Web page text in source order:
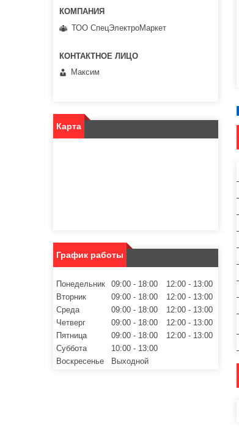
ТОО СпецЭлектроМаркет
Максим
Карта
График работы
Понедельник 09:00 18:00 12:00
13:00
Вторник
09:00 18:00 12:00
13:00
Среда
09:00 18:00 12:00
13:00
Четверг
09:00 18:00 12:00
13:00
Пятница
09:00 18:00 12:00
13:00
Суббота
10:00
13:00
Воскресенье
Выходной